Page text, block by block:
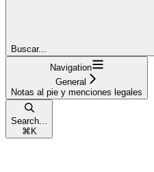
Buscar...
Navigation
General
Notas al pie y menciones legales
Search...
⌘ K